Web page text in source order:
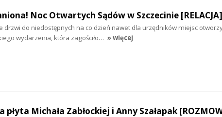
Noc Otwartych Sądów w Szczecinie [RELACJA]
drzwi do niedostępnych na co dzień nawet dla urzędników miejsc
wydarzenia, która zagościło… » więcej
Michała Zabłockiej i Anny Szałapak